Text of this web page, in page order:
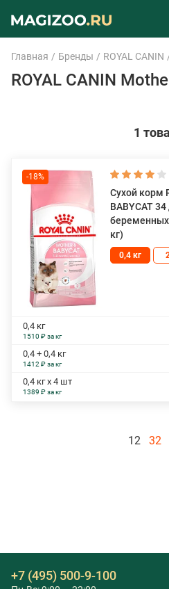
Главная Бренды ROYAL CANIN
ROYAL CANIN
1
-18%
Сухой корм
BABYCAT
кг)
0,4 кг
0,4 кг
1510 ₽ за кг
0,4 + 0,4 кг
1412 ₽ за кг
0,4 кг х 4 шт
1389 ₽ за кг
12 32
+7 (495) 500-9-100